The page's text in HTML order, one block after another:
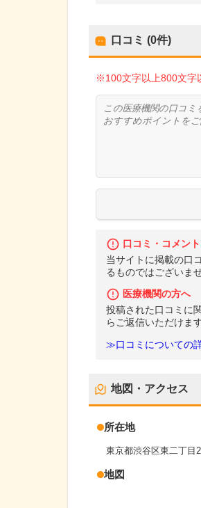
口コミ (0件)
※100文字以上800文字
口コミ・コメン
当サイトに掲載の口
るものではございま
医療機関の方へ
投稿された口コミに
らご返信いただけます
≫口コミについての
地図・アクセス
所在地
東京都渋谷区東二丁目
地図